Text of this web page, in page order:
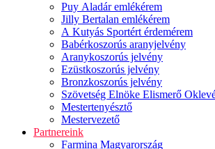
Puy Aladár emlékérem
Jilly Bertalan emlékérem
A Kutyás Sportért érdemérem
Babérkoszorús aranyjelvény
Aranykoszorús jelvény
Ezüstkoszorús jelvény
Bronzkoszorús jelvény
Szövetség Elnöke Elismerő
Mestertenyésztő
Mestervezető
Partnereink
Farmina Magyarország